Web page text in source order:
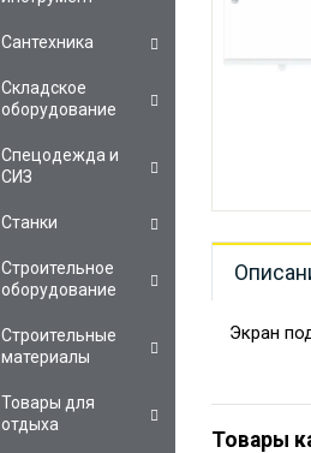
Экран
Товары
Сантехника
Складское
оборудование
Спецодежда и
СИЗ
Станки
Строительное
оборудование
Строительные
материалы
Товары для
отдыха